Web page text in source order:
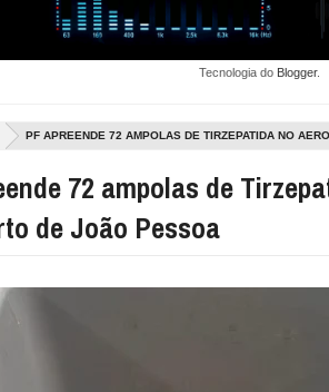
Tecnologia do Blogger.
PF APREENDE 72 AMPOLAS DE TIRZEPATIDA NO
72 ampolas de
de João Pessoa